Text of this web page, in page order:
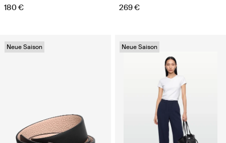
180 € 269 €
Neue Saison Neue Saison